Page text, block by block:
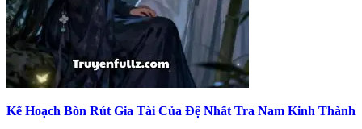
Kế Hoạch Bòn Rút Gia Tài Của Đệ Nhất Tra Nam Kinh Thành